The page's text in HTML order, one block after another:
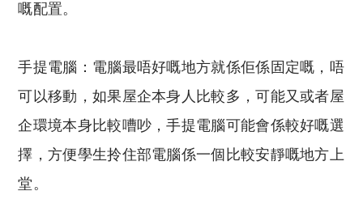
嘅配置。
手提電腦：電腦最唔好嘅地方就係佢係固定嘅，唔
可以移動，如果屋企本身人比較多，可能又或者屋
企環境本身比較嘈吵，手提電腦可能會係較好嘅選
擇，方便學生拎住部電腦係一個比較安靜嘅地方上
堂。